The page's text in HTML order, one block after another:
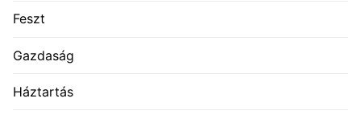
Feszt
Gazdaság
Háztartás